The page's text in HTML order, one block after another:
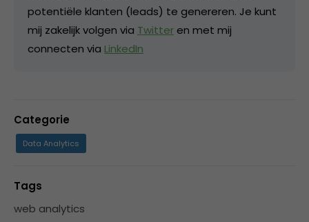
potentiële klanten (leads) te genereren. Je kunt
mij zakelijk volgen via Twitter en met mij
connecten via LinkedIn
Categorie
Data Analytics
Tags
web analytics